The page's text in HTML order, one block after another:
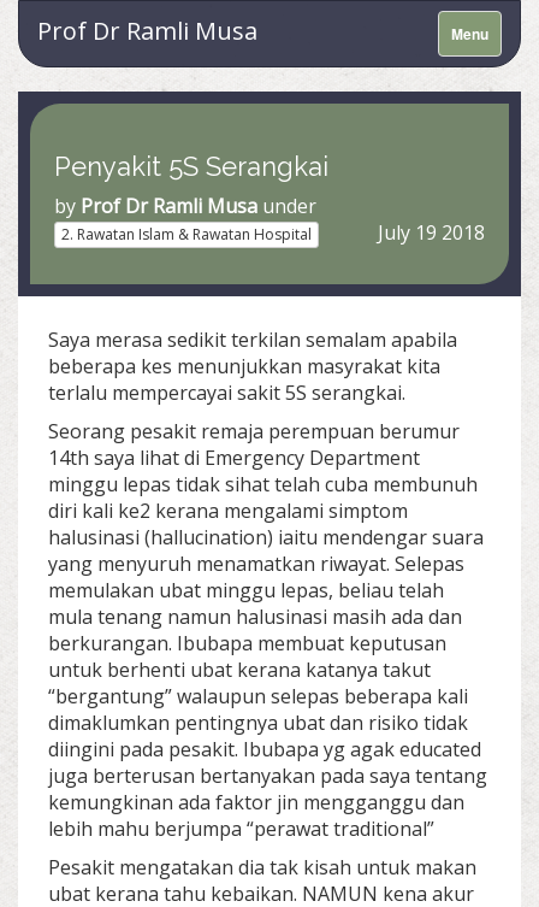
Menu
Prof Dr Ramli Musa
Penyakit 5S Serangkai
by Prof Dr Ramli Musa under
2. Rawatan Islam & Rawatan Hospital July 19 2018
Saya merasa sedikit terkilan semalam apabila
beberapa kes menunjukkan masyrakat kita
terlalu mempercayai sakit 5S serangkai.
Seorang pesakit remaja perempuan berumur
14th saya lihat di Emergency Department
minggu lepas tidak sihat telah cuba membunuh
diri kali ke2 kerana mengalami simptom
halusinasi (hallucination) iaitu mendengar suara
yang menyuruh menamatkan riwayat. Selepas
memulakan ubat minggu lepas, beliau telah
mula tenang namun halusinasi masih ada dan
berkurangan. Ibubapa membuat keputusan
untuk berhenti ubat kerana katanya takut
“bergantung” walaupun selepas beberapa kali
dimaklumkan pentingnya ubat dan risiko tidak
diingini pada pesakit. Ibubapa yg agak educated
juga berterusan bertanyakan pada saya tentang
kemungkinan ada faktor jin mengganggu dan
lebih mahu berjumpa “perawat traditional”
Pesakit mengatakan dia tak kisah untuk makan
ubat kerana tahu kebaikan. NAMUN kena akur